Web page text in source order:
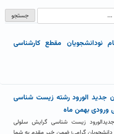
نودانشجویان مقطع کارشناسی
جدید الورود رشته زیست شناسی
ورودی بهمن ماه
زیست شناسی گرایش سلولی